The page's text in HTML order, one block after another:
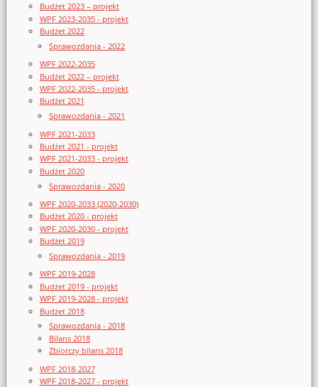
Budżet 2023 – projekt
WPF 2023-2035 - projekt
Budżet 2022
Sprawozdania - 2022
WPF 2022-2035
Budżet 2022 – projekt
WPF 2022-2035 - projekt
Budżet 2021
Sprawozdania - 2021
WPF 2021-2033
Budżet 2021 - projekt
WPF 2021-2033 - projekt
Budżet 2020
Sprawozdania - 2020
WPF 2020-2033 (2020-2030)
Budżet 2020 - projekt
WPF 2020-2030 - projekt
Budżet 2019
Sprawozdania - 2019
WPF 2019-2028
Budżet 2019 - projekt
WPF 2019-2028 - projekt
Budżet 2018
Sprawozdania - 2018
Bilans 2018
Zbiorczy bilans 2018
WPF 2018-2027
WPF 2018-2027 - projekt